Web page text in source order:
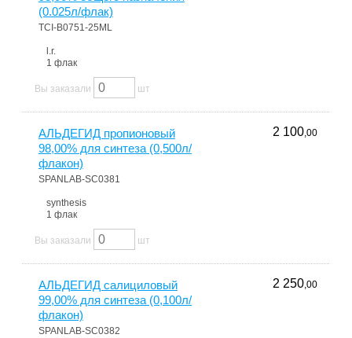
(0.025л/флак)
TCI-B0751-25ML
l.r.
1 флак
Вы заказали шт
АЛЬДЕГИД пропионовый
98,00% для синтеза (0,500л/
флакон)
SPANLAB-SC0381
synthesis
1 флак
2 100,00
Вы заказали шт
АЛЬДЕГИД салициловый
99,00% для синтеза (0,100л/
флакон)
SPANLAB-SC0382
2 250,00